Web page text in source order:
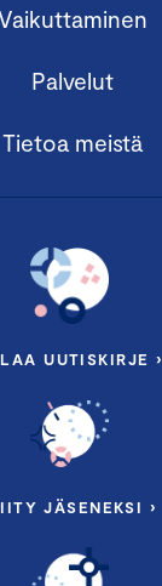
Palvelut
Tietoa meistä
UUTISKIRJE ›
JÄSENEKSI ›